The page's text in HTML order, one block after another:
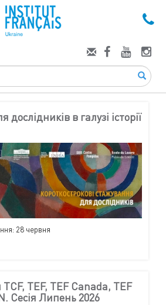
в галузі історії
28 червня
TEF, TEF Canada, TEF
Сесія Липень 2026